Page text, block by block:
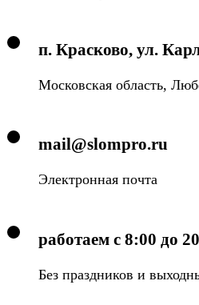
п. Красково, ул.
Московская область,
mail@slompro.ru
Электронная почта
работаем с 8:00 до
Без праздников и